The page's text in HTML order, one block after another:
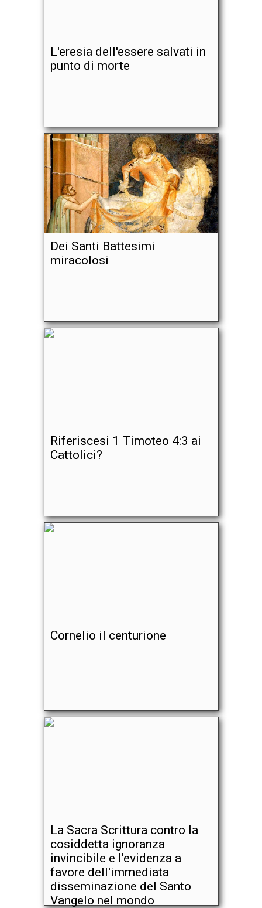
L'eresia dell'essere salvati in
punto di morte
Dei Santi Battesimi
miracolosi
Riferiscesi 1 Timoteo 4:3 ai
Cattolici?
Cornelio il centurione
La Sacra Scrittura contro la
cosiddetta ignoranza
invincibile e l'evidenza a
favore dell'immediata
disseminazione del Santo
Vangelo nel mondo